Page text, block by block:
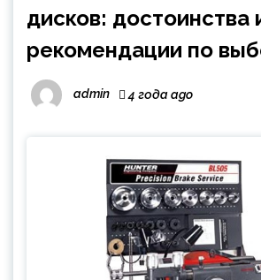
дисков: достоинства
рекомендации по
admin 4 года ago